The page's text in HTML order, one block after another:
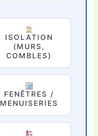
ISOLATION
(MURS,
COMBLES)
FENÊTRES /
MENUISERIES